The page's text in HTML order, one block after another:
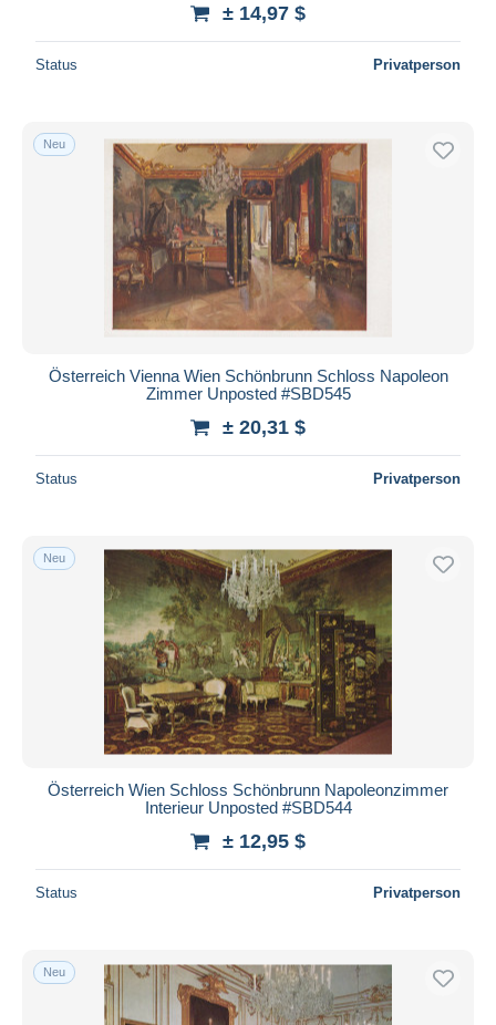
± 14,97 $
Status Privatperson
Neu
Österreich Vienna Wien Schönbrunn Schloss Napoleon
Zimmer Unposted #SBD545
± 20,31 $
Status Privatperson
Neu
Österreich Wien Schloss Schönbrunn Napoleonzimmer
Interieur Unposted #SBD544
± 12,95 $
Status Privatperson
Neu